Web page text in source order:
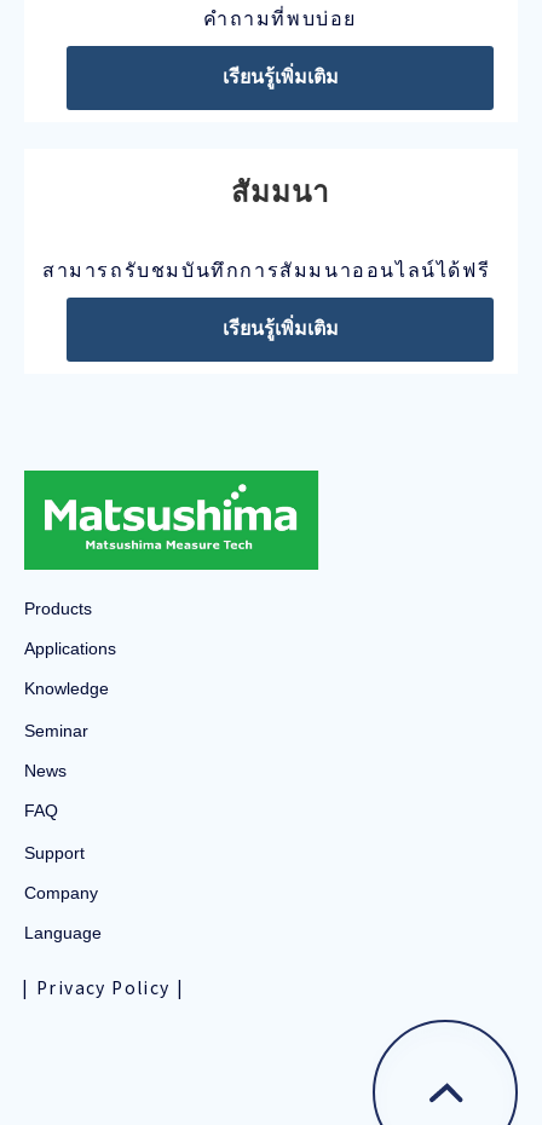
คำถามที่พบบ่อย
เรียนรู้เพิ่มเติม
สัมมนา
สามารถรับชมบันทึกการสัมมนาออนไลน์ได้ฟรี
เรียนรู้เพิ่มเติม
Products
Applications
Knowledge
Seminar
News
FAQ
Support
Company
Language
Privacy Policy